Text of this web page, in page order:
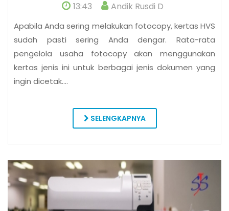
13:43 Andik Rusdi D
Apabila Anda sering melakukan fotocopy, kertas HVS
sudah pasti sering Anda dengar. Rata-rata
pengelola usaha fotocopy akan menggunakan
kertas jenis ini untuk berbagai jenis dokumen yang
ingin dicetak.…
SELENGKAPNYA